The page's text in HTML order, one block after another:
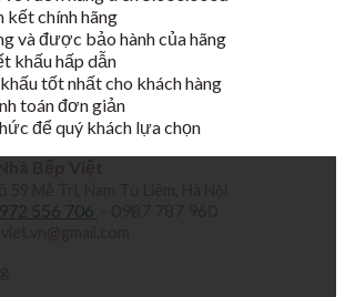
4,200,000₫.
kết chính hãng
và được bảo hành của hãng
khấu hấp dẫn
tốt nhất cho khách hàng
toán đơn giản
để quý khách lựa chọn
556 706